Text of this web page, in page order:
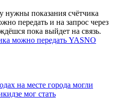
нужны показания счётчика
передать и на запрос через
пока выйдет на связь.
можно передать YASNO
на месте города могли
мог стать